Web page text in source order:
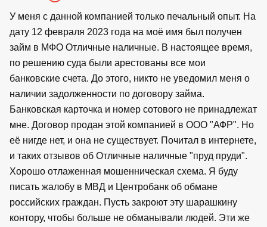
У меня с данной компанией только печальный опыт. На
дату 12 февраля 2023 года на моё имя был получен
займ в МФО Отличные наличные. В настоящее время,
по решению суда были арестованы все мои
банковские счета. До этого, никто не уведомил меня о
наличии задолженности по договору займа.
Банковская карточка и номер сотового не принадлежат
мне. Договор продан этой компанией в ООО "АФР". Но
её нигде нет, и она не существует. Почитал в интернете,
и таких отзывов об Отличные наличные "пруд пруди".
Хорошо отлаженная мошенническая схема. Я буду
писать жалобу в МВД и Центробанк об обмане
российских граждан. Пусть закроют эту шарашкину
контору, чтобы больше не обманывали людей. Эти же